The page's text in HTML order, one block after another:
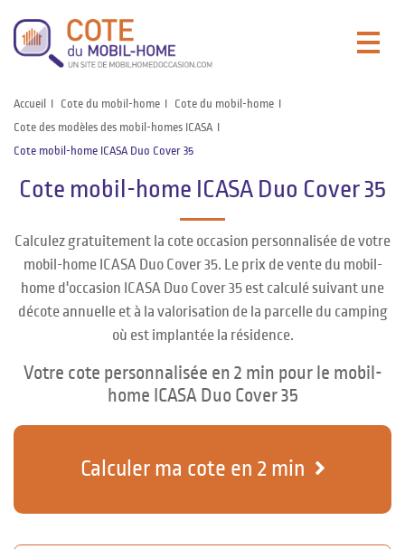
Accueil Cote du mobil-home
Cote du mobil-home
Cote des modèles des mobil-homes ICASA
Cote mobil-home ICASA Duo Cover 35
Cote mobil-home ICASA Duo Cover 35
Calculez gratuitement la cote occasion personnalisée de votre
mobil-home ICASA Duo Cover 35. Le prix de vente du mobil-
home d'occasion ICASA Duo Cover 35 est calculé suivant une
décote annuelle et à la valorisation de la parcelle du camping
où est implantée la résidence.
Votre cote personnalisée en 2 min pour le mobil-
home ICASA Duo Cover 35
Calculer ma cote en 2 min